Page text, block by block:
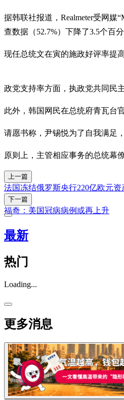
据韩联社报道，Realmeter受网媒
查数据（52.7%）下降了3.5个百
现任总统文在寅的施政好评率提
政党支持率方面，执政党共同民
此外，韩国网民在总统府青瓦台
请愿书称，尹锡悦为了自我满足
原则上，主管相应事务的总统幕
上一篇
法国冻结俄罗斯央行220亿欧元资
下一篇
福奇：美国冠病病例或再上升
最新
热门
Loading...
更多消息